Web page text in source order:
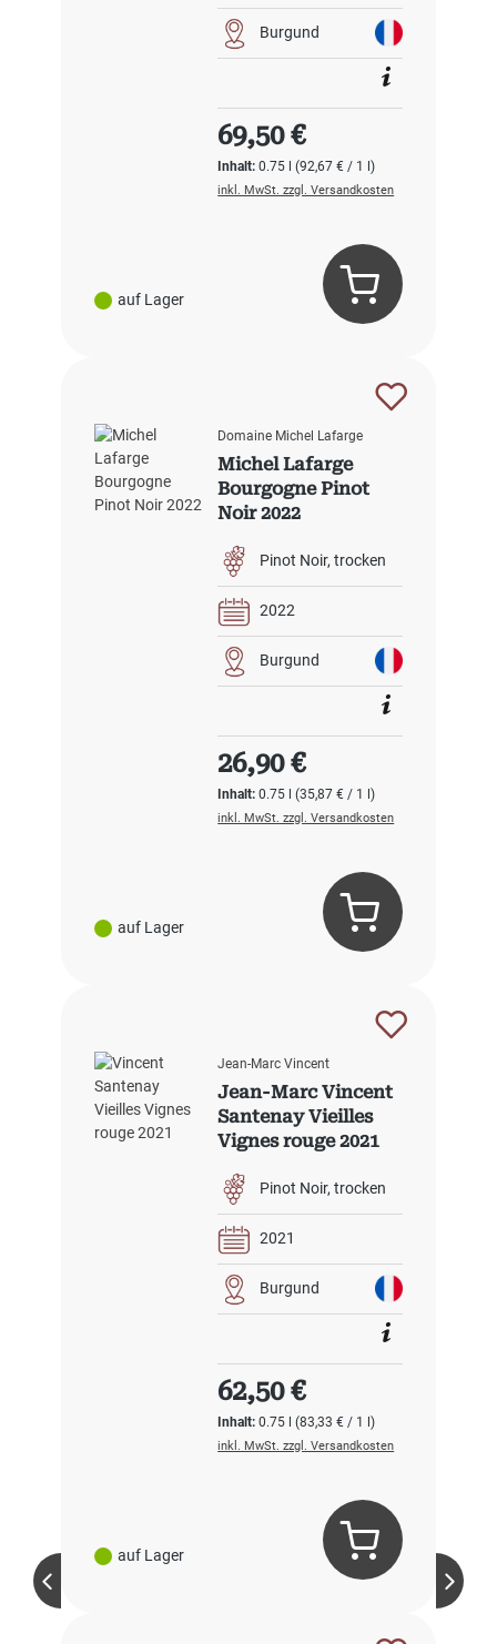
auf Lager
Burgund
Inhalt:0.75 l(92,67 € / 1 l)
Regulärer Preis:
69,50 €
inkl. MwSt. zzgl. Versandkosten
auf Lager
Domaine Michel Lafarge
Michel Lafarge
Bourgogne Pinot
Noir 2022
Pinot Noir trocken
2022
Burgund
Inhalt:0.75 l(35,87 € / 1 l)
Regulärer Preis:
26,90 €
inkl. MwSt. zzgl. Versandkosten
auf Lager
Jean-Marc Vincent
Jean-Marc Vincent
Santenay Vieilles
Vignes rouge 2021
Pinot Noir trocken
2021
Burgund
Inhalt:0.75 l(83,33 € / 1 l)
Regulärer Preis:
62,50 €
inkl. MwSt. zzgl. Versandkosten